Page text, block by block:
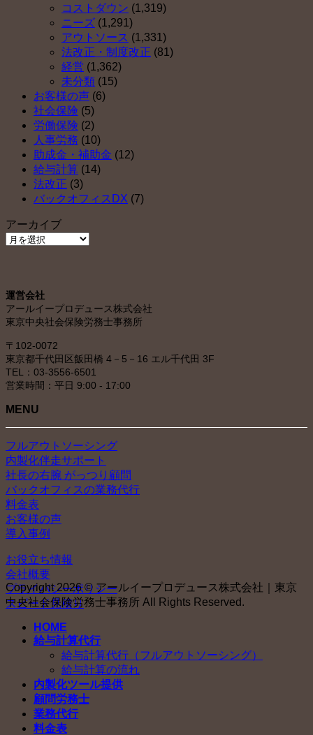
コストダウン (1,319)
ニーズ (1,291)
アウトソース (1,331)
法改正・制度改正 (81)
経営 (1,362)
未分類 (15)
お客様の声 (6)
社会保険 (5)
労働保険 (2)
人事労務 (10)
助成金・補助金 (12)
給与計算 (14)
法改正 (3)
バックオフィスDX (7)
アーカイブ
ア
ブ
運営会社
アールイープロデュース株式会社
東京中央社会保険労務士事務所
〒102-0072
東京都千代田区飯田橋 4－5－16 エル千代田 3F
TEL：03-3556-6501
営業時間：平日 9:00 - 17:00
MENU
フルアウトソーシング
内製化伴走サポート
社長の右腕 がっつり顧問
バックオフィスの業務代行
料金表
お客様の声
導入事例
お役立ち情報
会社概要
プライバシーポリシー
スピード見積り
Copyright 2026 © アールイープロデュース株式会社｜東京
中央社会保険労務士事務所 All Rights Reserved.
HOME
給与計算代行
給与計算代行（フルアウトソーシング）
給与計算の流れ
内製化ツール提供
顧問労務士
業務代行
料金表